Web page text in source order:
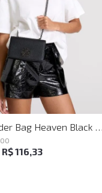
UN
00
R$116,33